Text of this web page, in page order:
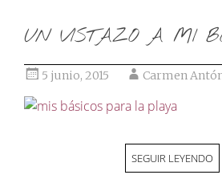
UN VISTAZO A MI
5 junio, 2015 Carmen
SEGUIR LEYENDO